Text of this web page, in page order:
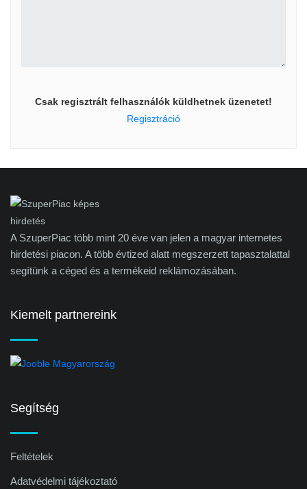
Csak regisztrált felhasználók küldhetnek üzenetet!
Regisztráció
A SzuperPiac több mint 20 éve van jelen a magyar internetes
hirdetési piacon. A több évtized alatt megszerzett tapasztalattal
segítünk a céged és a termékeid reklámozásában.
Kiemelt partnereink
Segítség
Feltételek
Adatvédelmi tájékoztató